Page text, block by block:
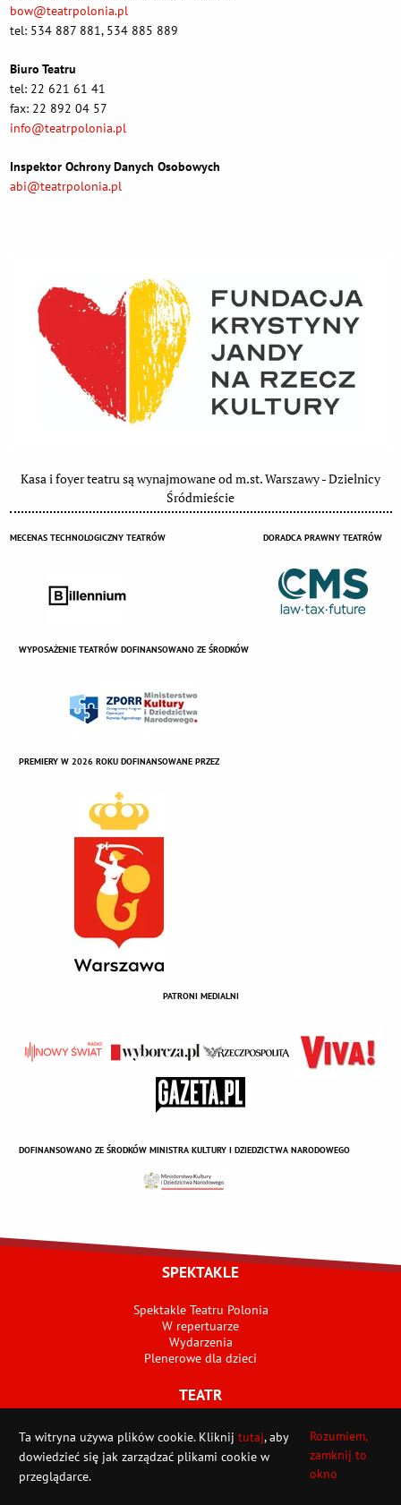
bow@teatrpolonia.pl
tel: 534 887 881, 534 885 889
Biuro Teatru
tel: 22 621 61 41
fax: 22 892 04 57
info@teatrpolonia.pl
Inspektor Ochrony Danych Osobowych
abi@teatrpolonia.pl
Kasa i foyer teatru są wynajmowane od m.st. Warszawy - Dzielnicy
Śródmieście
MECENAS TECHNOLOGICZNY TEATRÓW DORADCA PRAWNY TEATRÓW
WYPOSAŻENIE TEATRÓW DOFINANSOWANO ZE ŚRODKÓW
PREMIERY W 2026 ROKU DOFINANSOWANE PRZEZ
PATRONI MEDIALNI
DOFINANSOWANO ZE ŚRODKÓW MINISTRA KULTURY I DZIEDZICTWA NARODOWEGO
POLONIA i OCH-Teatr grają całe wakacje
SPEKTAKLE
Spektakle Teatru Polonia
W repertuarze
Wydarzenia
Plenerowe dla dzieci
TEATR
Fundacja Krystyny Jandy Na Rzecz Kultury
Historia Fundacji
Pracownicy Fundacji
Ta witryna używa plików cookie. Kliknij tutaj, aby
dowiedzieć się jak zarządzać plikami cookie w
przeglądarce.
Rozumiem,
zamknij to
okno